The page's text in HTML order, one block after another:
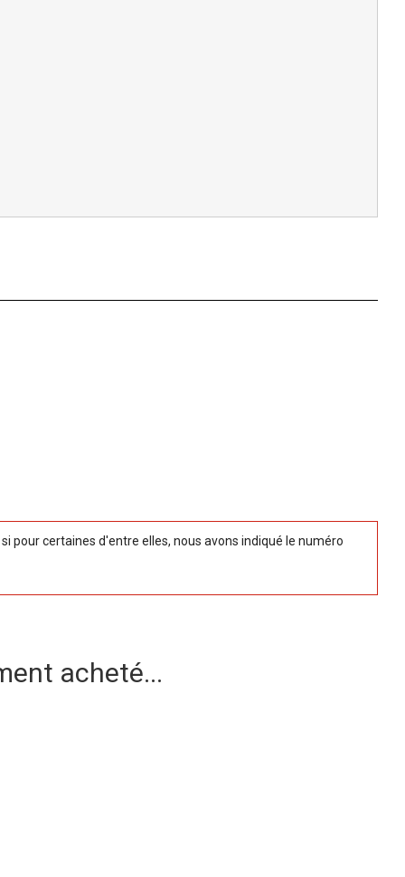
pour certaines d'entre elles, nous avons indiqué le numéro
acheté...